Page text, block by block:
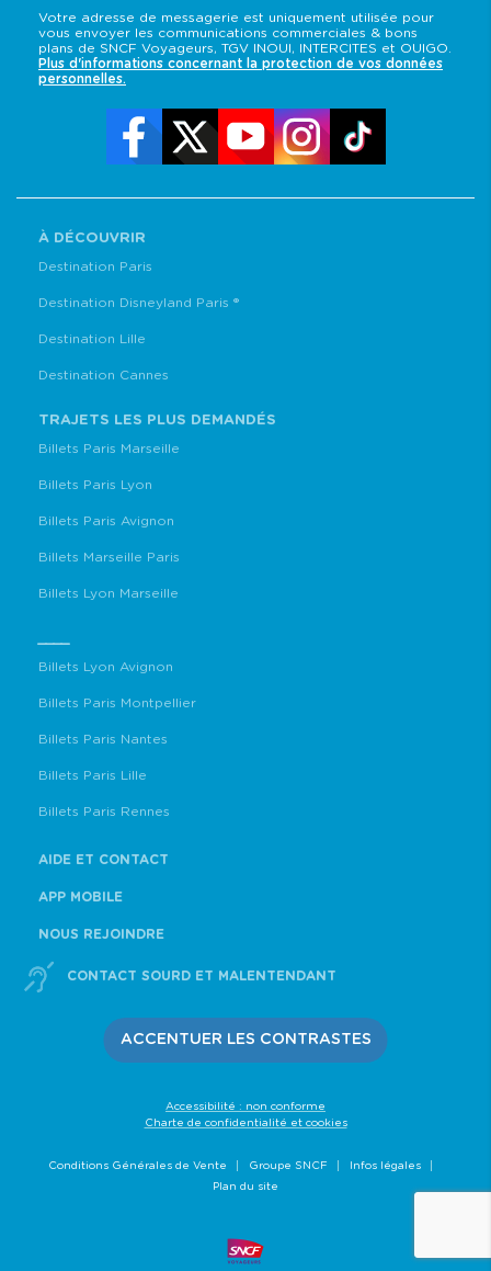
Votre adresse de messagerie est uniquement utilisée pour
vous envoyer les communications commerciales & bons
plans de SNCF Voyageurs, TGV INOUI, INTERCITES et OUIGO.
Plus d'informations concernant la protection de vos données
personnelles.
À DÉCOUVRIR
Destination Paris
Destination Disneyland Paris ®
Destination Lille
Destination Cannes
TRAJETS LES PLUS DEMANDÉS
Billets Paris Marseille
Billets Paris Lyon
Billets Paris Avignon
Billets Marseille Paris
Billets Lyon Marseille
Billets Lyon Avignon
Billets Paris Montpellier
Billets Paris Nantes
Billets Paris Lille
Billets Paris Rennes
AIDE ET CONTACT
APP MOBILE
NOUS REJOINDRE
CONTACT SOURD ET MALENTENDANT
ACCENTUER LES CONTRASTES
Accessibilité : non conforme
Charte de confidentialité et cookies
Conditions Générales de Vente Groupe SNCF
Infos légales
Plan du site